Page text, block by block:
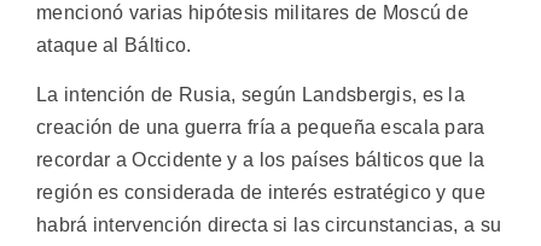
mencionó varias hipótesis militares de Moscú de
ataque al Báltico.
La intención de Rusia, según Landsbergis, es la
creación de una guerra fría a pequeña escala para
recordar a Occidente y a los países bálticos que la
región es considerada de interés estratégico y que
habrá intervención directa si las circunstancias, a su